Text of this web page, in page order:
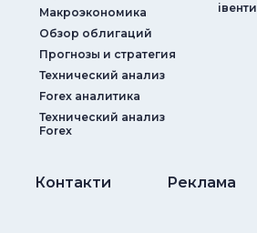
Макроэкономика
Обзор облигаций
Прогнозы и стратегия
Технический анализ
Forex аналитика
Технический анализ
Forex
iвенти
Контакти Реклама